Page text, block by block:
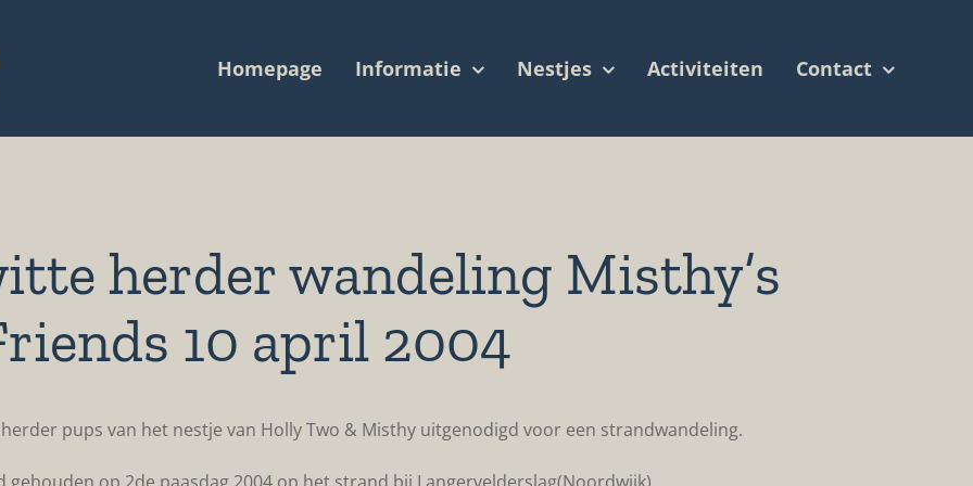
Homepage Informatie Nestjes Activiteiten Contact
herder wandeling Misthy’s
10 april 2004
pups van het nestje van Holly Two & Misthy uitgenodigd voor een strandwandeling.